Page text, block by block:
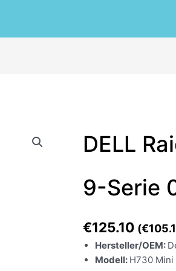
DELL
9-Serie
€125.10 (€
Hersteller/OEM:
Modell: H730 Mini
Raidcontroller
1GB
0KMCCD
Menge